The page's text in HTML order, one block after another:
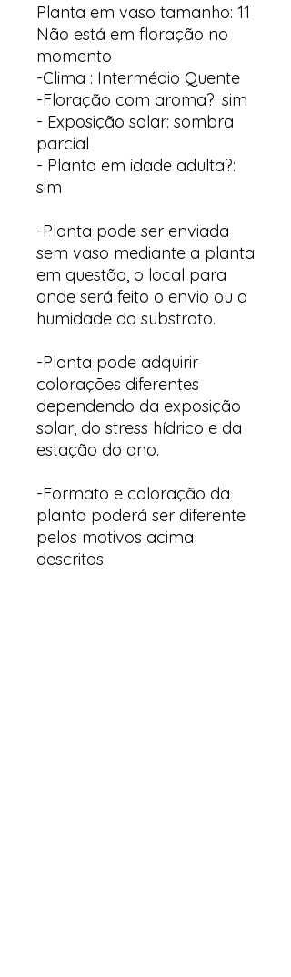
Planta em vaso tamanho: 11
Não está em floração no
momento
-Clima : Intermédio Quente
-Floração com aroma?: sim
- Exposição solar: sombra
parcial
- Planta em idade adulta?:
sim
-Planta pode ser enviada
sem vaso mediante a planta
em questão, o local para
onde será feito o envio ou a
humidade do substrato.
-Planta pode adquirir
colorações diferentes
dependendo da exposição
solar, do stress hídrico e da
estação do ano.
-Formato e coloração da
planta poderá ser diferente
pelos motivos acima
descritos.